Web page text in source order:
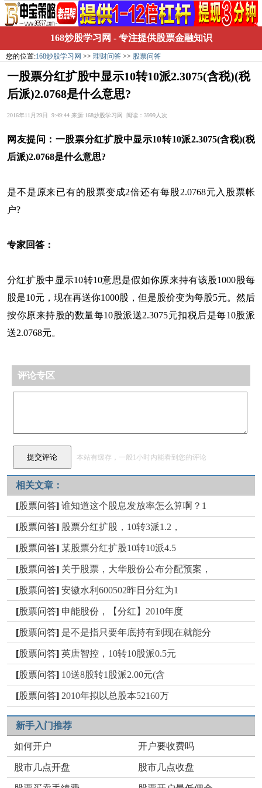
168炒股学习网 - 专注提供股票金融知识
您的位置:168炒股学习网 >> 理财问答 >> 股票问答
一股票分红扩股中显示10转10派2.3075(含税)(税
后派)2.0768是什么意思?
2016年11月29日 9:49:44 来源:168炒股学习网 阅读：3999人次
网友提问： 一股票分红扩股中显示10转10派2.3075(含税)(税
后派)2.0768是什么意思?
是不是原来已有的股票变成2倍还有每股2.0768元入股票帐
户?
专家回答：
分红扩股中显示10转10意思是假如你原来持有该股1000股每
股是10元，现在再送你1000股，但是股价变为每股5元。然后
按你原来持股的数量每10股派送2.3075元扣税后是每10股派
送2.0768元。
评论专区
本站有缓存，一般1小时内能看到您的评论
相关文章：
[股票问答] 谁知道这个股息发放率怎么算啊？1
[股票问答] 股票分红扩股，10转3派1.2，
[股票问答] 某股票分红扩股10转10派4.5
[股票问答] 关于股票，大华股份公布分配预案，
[股票问答] 安徽水利600502昨日分红为1
[股票问答] 申能股份，【分红】2010年度
[股票问答] 是不是指只要年底持有到现在就能分
[股票问答] 英唐智控，10转10股派0.5元
[股票问答] 10送8股转1股派2.00元(含
[股票问答] 2010年拟以总股本52160万
新手入门推荐
如何开户 开户要收费吗
股市几点开盘 股市几点收盘